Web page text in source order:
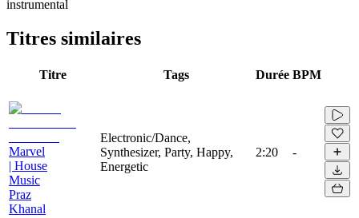
instrumental
Titres similaires
Titre Tags Durée BPM
Marvel
| House
Music
Praz
Khanal
Electronic/Dance,
Synthesizer, Party, Happy,
Energetic
2:20 -